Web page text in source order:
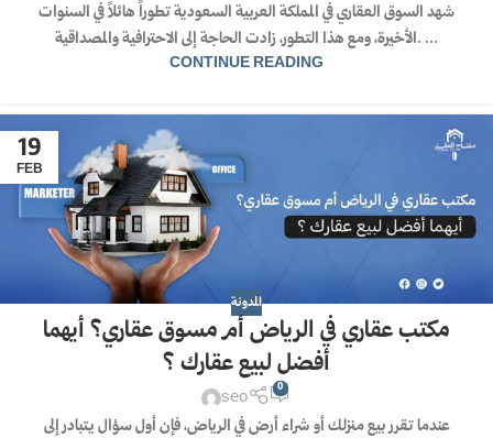
شهد السوق العقاري في المملكة العربية السعودية تطوراً هائلاً في السنوات
الأخيرة، ومع هذا التطور، زادت الحاجة إلى الاحترافية والمصداقية. ...
CONTINUE READING
19
FEB
المدونة
مكتب عقاري في الرياض أم مسوق عقاري؟ أيهما
أفضل لبيع عقارك ؟
seo 0
عندما تقرر بيع منزلك أو شراء أرض في الرياض، فإن أول سؤال يتبادر إلى